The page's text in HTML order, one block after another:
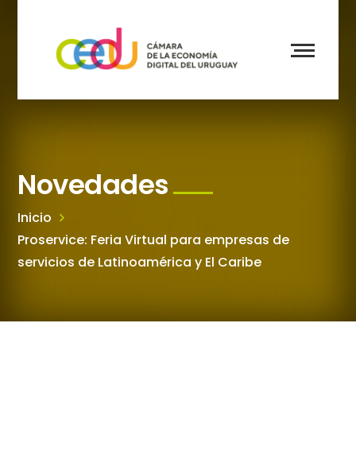
Novedades
Inicio
Proservice: Feria Virtual para empresas de
servicios de Latinoamérica y El Caribe